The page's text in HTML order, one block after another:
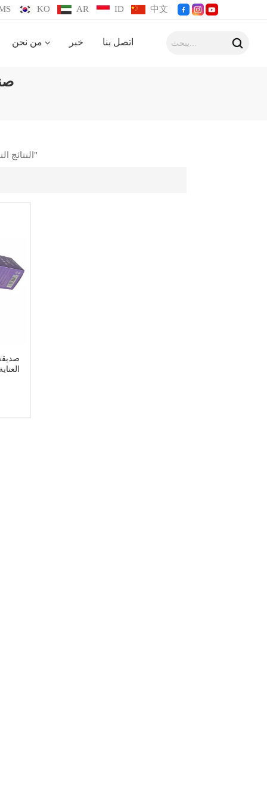
KO AR ID 中文
من نحن خبر اتصل بنا
2 النتائج التي تم العثور عليها ل "صندوق تغليف مستحضرات التجميل بشعار مخصص"